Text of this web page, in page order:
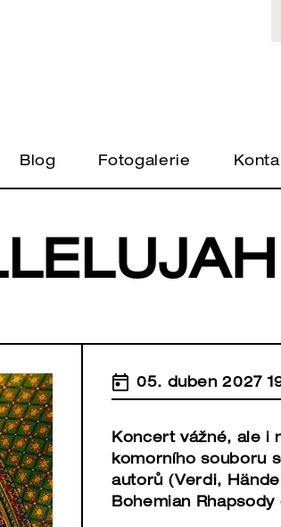
Blog Fotogalerie
05. duben 2027
Koncert vážné, ale i
komorního souboru
autorů (Verdi,
Bohemian